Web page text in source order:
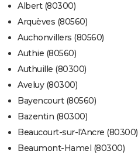
Albert (80300)
Arquèves (80560)
Auchonvillers (80560)
Authie (80560)
Authuille (80300)
Aveluy (80300)
Bayencourt (80560)
Bazentin (80300)
Beaucourt-sur-l'Ancre (80300)
Beaumont-Hamel (80300)